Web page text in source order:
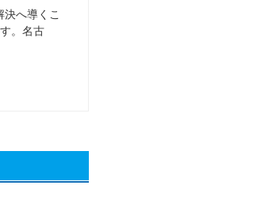
へ導くこ
。名古